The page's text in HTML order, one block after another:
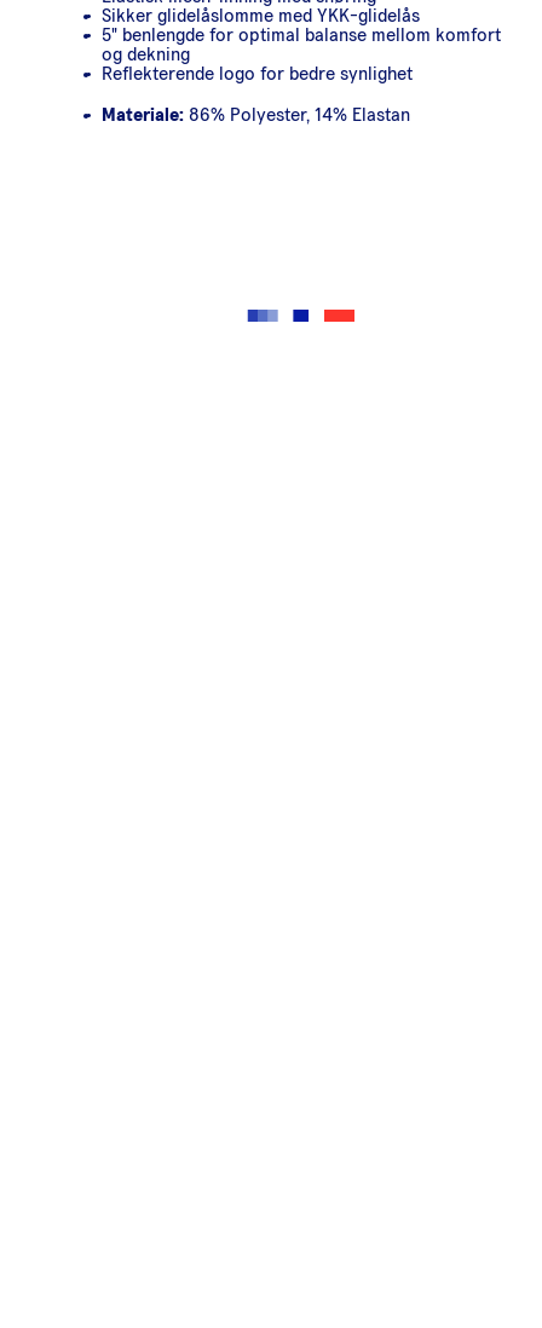
Sikker glidelåslomme med YKK-glidelås
5" benlengde for optimal balanse mellom komfort
og dekning
Reflekterende logo for bedre synlighet
Materiale: 86% Polyester, 14% Elastan